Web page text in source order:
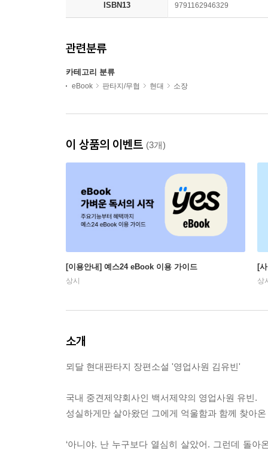
ISBN13 9791162946329
관련분류
카테고리 분류
eBook 판타지/무협 현대 소장
이 상품의 이벤트 (3개)
[이용안내] 예스24 eBook 이용 가이드
상시
[
상
소개
뫼달 현대판타지 장편소설 '영업사원 김유빈'
국내 중견제약회사인 백서제약의 영업사원 유빈.
성실하게만 살아왔던 그에게 억울함과 함께 찾아
‘아니야. 난 누구보다 열심히 살았어. 그런데 돌